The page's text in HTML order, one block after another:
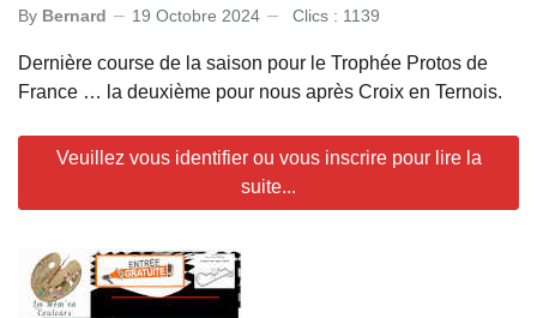
By Bernard 19 Octobre 2024 Clics : 1139
Dernière course de la saison pour le Trophée Protos de
France … la deuxième pour nous après Croix en Ternois.
Veuillez vous identifier ou vous inscrire pour lire la
suite...